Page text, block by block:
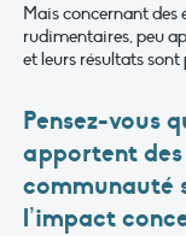
Mais concernant des
rudimentaires, peu
et leurs résultats sont
Pensez-vous
apportent
communauté
l’impact